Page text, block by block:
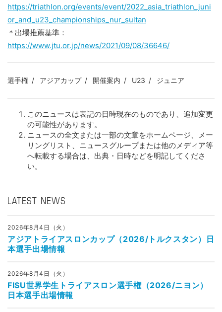
https://triathlon.org/events/event/2022_asia_triathlon_juni
or_and_u23_championships_nur_sultan
＊出場推薦基準：
https://www.jtu.or.jp/news/2021/09/08/36646/
選手権 アジアカップ 開催案内 U23 ジュニア
このニュースは表記の日時現在のものであり、追加変更
の可能性があります。
ニュースの全文または一部の文章をホームページ、メー
リングリスト、ニュースグループまたは他のメディア等
へ転載する場合は、出典・日時などを明記してくださ
い。
LATEST NEWS
2026年8月4日（火）
アジアトライアスロンカップ（2026/トルクスタン）日
本選手出場情報
2026年8月4日（火）
FISU世界学生トライアスロン選手権（2026/ニヨン）
日本選手出場情報